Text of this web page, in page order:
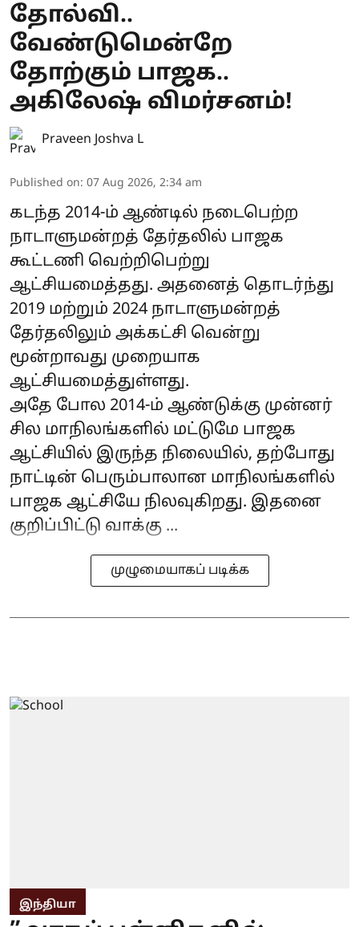
தோல்வி..
வேண்டுமென்றே
தோற்கும் பாஜக..
அகிலேஷ் விமர்சனம்!
Praveen Joshva L
Published on: 07 Aug 2026, 2:34 am
கடந்த 2014-ம் ஆண்டில் நடைபெற்ற
நாடாளுமன்றத் தேர்தலில் பாஜக
கூட்டணி வெற்றிபெற்று
ஆட்சியமைத்தது. அதனைத் தொடர்ந்து
2019 மற்றும் 2024 நாடாளுமன்றத்
தேர்தலிலும் அக்கட்சி வென்று
மூன்றாவது முறையாக
ஆட்சியமைத்துள்ளது.
அதே போல 2014-ம் ஆண்டுக்கு முன்னர்
சில மாநிலங்களில் மட்டுமே பாஜக
ஆட்சியில் இருந்த நிலையில், தற்போது
நாட்டின் பெரும்பாலான மாநிலங்களில்
பாஜக ஆட்சியே நிலவுகிறது. இதனை
குறிப்பிட்டு வாக்கு ...
முழுமையாகப் படிக்க
இந்தியா